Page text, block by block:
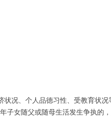
况、个人品德习性、受教育状况
女随父或随母生活发生争执的，